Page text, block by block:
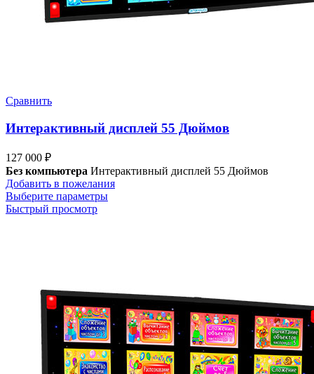
Сравнить
Интерактивный дисплей 55 Дюймов
127 000 ₽
Без компьютера Интерактивный дисплей 55 Дюймов
Добавить в пожелания
Выберите параметры
Быстрый просмотр